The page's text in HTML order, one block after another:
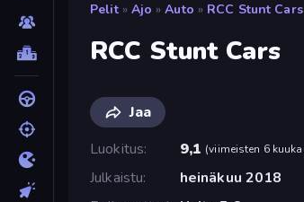
Pelit » Ajo » Auto » RCC Stunt Cars
RCC Stunt Cars
Jaa
Luokitus
9,1 (viimeisten 6
Julkaistu
heinäkuu 2018